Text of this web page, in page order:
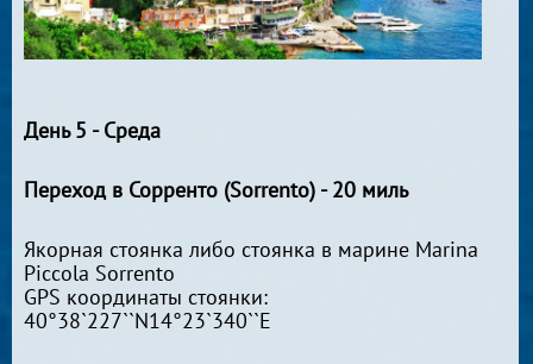
День 5 - Среда
Переход в Сорренто (Sorrento) - 20 миль
Якорная стоянка либо стоянка в марине Marina
Piccola Sorrento
GPS координаты стоянки:
40°38`227``N14°23`340``E